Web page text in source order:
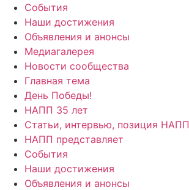
События
Наши достижения
Объявления и анонсы
Медиагалерея
Новости сообщества
Главная тема
День Победы!
НАПП 35 лет
Статьи, интервью, позиция НАПП
НАПП представляет
События
Наши достижения
Объявления и анонсы